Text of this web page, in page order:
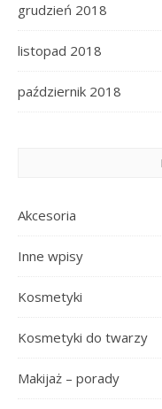
grudzień 2018
listopad 2018
październik 2018
Akcesoria
Inne wpisy
Kosmetyki
Kosmetyki do twarzy
Makijaż – porady